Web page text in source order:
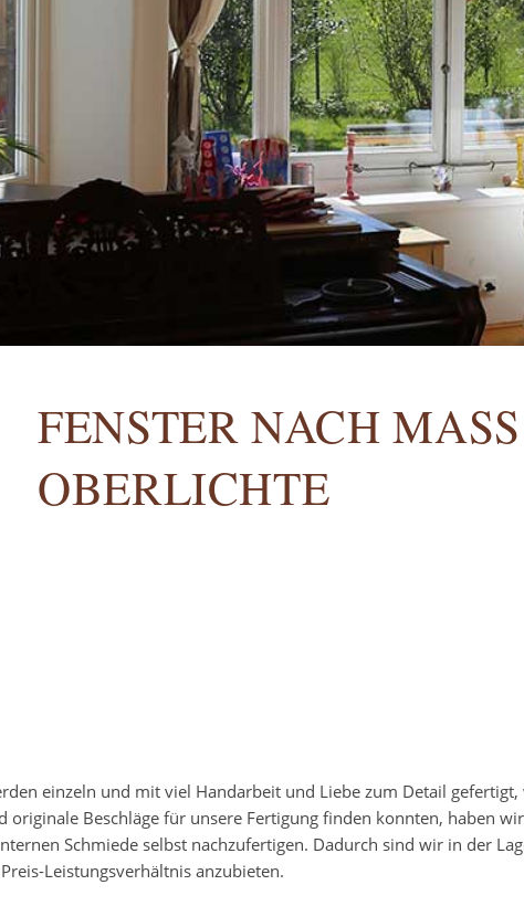
FENSTER NACH MASS
BERLICHTE
einzeln und mit viel Handarbeit und Liebe zum Detail
originale Beschläge für unsere Fertigung finden konnten, haben
Schmiede selbst nachzufertigen. Dadurch sind wir in der
Leistungsverhältnis anzubieten.